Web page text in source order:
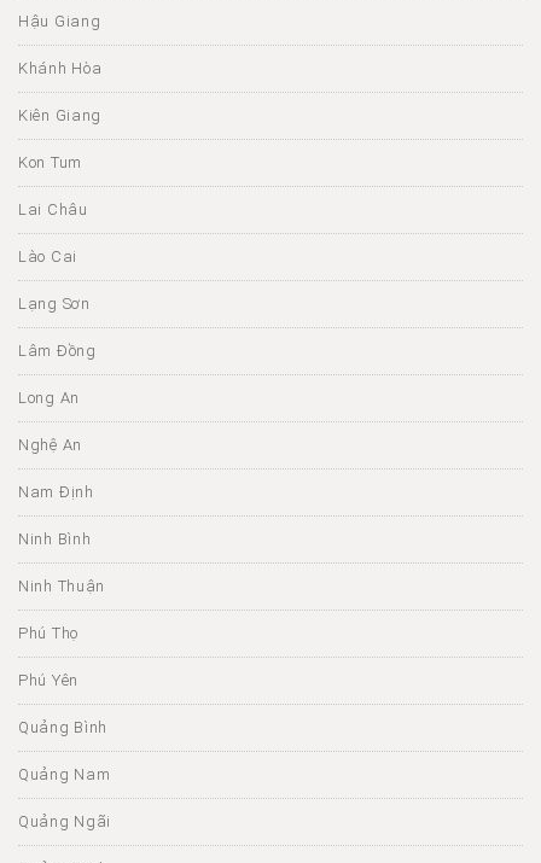
Hậu Giang
Khánh Hòa
Kiên Giang
Kon Tum
Lai Châu
Lào Cai
Lạng Sơn
Lâm Đồng
Long An
Nghệ An
Nam Định
Ninh Bình
Ninh Thuận
Phú Thọ
Phú Yên
Quảng Bình
Quảng Nam
Quảng Ngãi